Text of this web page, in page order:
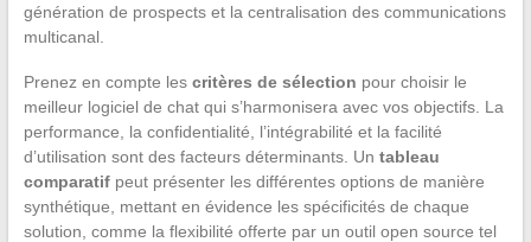
génération de prospects et la centralisation des communications
multicanal.
Prenez en compte les critères de sélection pour choisir le
meilleur logiciel de chat qui s’harmonisera avec vos objectifs. La
performance, la confidentialité, l’intégrabilité et la facilité
d’utilisation sont des facteurs déterminants. Un tableau
comparatifpeut présenter les différentes options de manière
synthétique, mettant en évidence les spécificités de chaque
solution, comme la flexibilité offerte par un outil open source tel